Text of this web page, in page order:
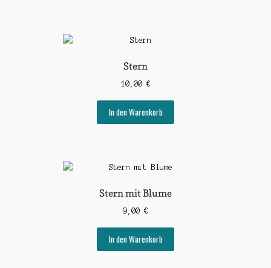
Stern
10,00 €
In den Warenkorb
Stern mit Blume
9,00 €
In den Warenkorb